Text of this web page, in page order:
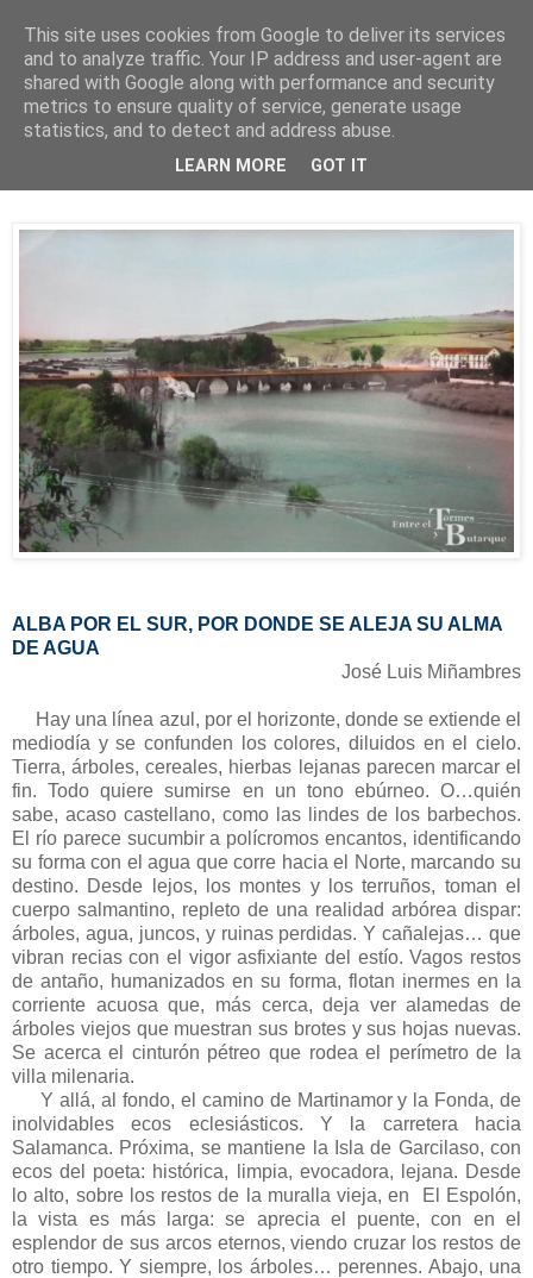
ALBA POR EL SUR, POR DONDE SE ALEJA SU ALMA
DE AGUA
José Luis Miñambres
Hay una línea azul, por el horizonte, donde se extiende el
mediodía y se confunden los colores, diluidos en el cielo.
Tierra, árboles, cereales, hierbas lejanas parecen marcar el
fin. Todo quiere sumirse en un tono ebúrneo. O…quién
sabe, acaso castellano, como las lindes de los barbechos.
El río parece sucumbir a polícromos encantos, identificando
su forma con el agua que corre hacia el Norte, marcando su
destino. Desde lejos, los montes y los terruños, toman el
cuerpo salmantino, repleto de una realidad arbórea dispar:
árboles, agua, juncos, y ruinas perdidas. Y cañalejas… que
vibran recias con el vigor asfixiante del estío. Vagos restos
de antaño, humanizados en su forma, flotan inermes en la
corriente acuosa que, más cerca, deja ver alamedas de
árboles viejos que muestran sus brotes y sus hojas nuevas.
Se acerca el cinturón pétreo que rodea el perímetro de la
villa milenaria.
Y allá, al fondo, el camino de Martinamor y la Fonda, de
inolvidables ecos eclesiásticos. Y la carretera hacia
Salamanca. Próxima, se mantiene la Isla de Garcilaso, con
ecos del poeta: histórica, limpia, evocadora, lejana. Desde
lo alto, sobre los restos de la muralla vieja, en El Espolón,
la vista es más larga: se aprecia el puente, con en el
esplendor de sus arcos eternos, viendo cruzar los restos de
otro tiempo. Y siempre, los árboles… perennes. Abajo, una
This site uses cookies from Google to deliver its services
and to analyze traffic. Your IP address and user-agent are
shared with Google along with performance and security
metrics to ensure quality of service, generate usage
statistics, and to detect and address abuse.
LEARN MORE GOT IT